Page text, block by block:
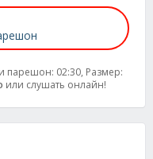
парешон: 02:30, Размер:
или слушать онлайн!